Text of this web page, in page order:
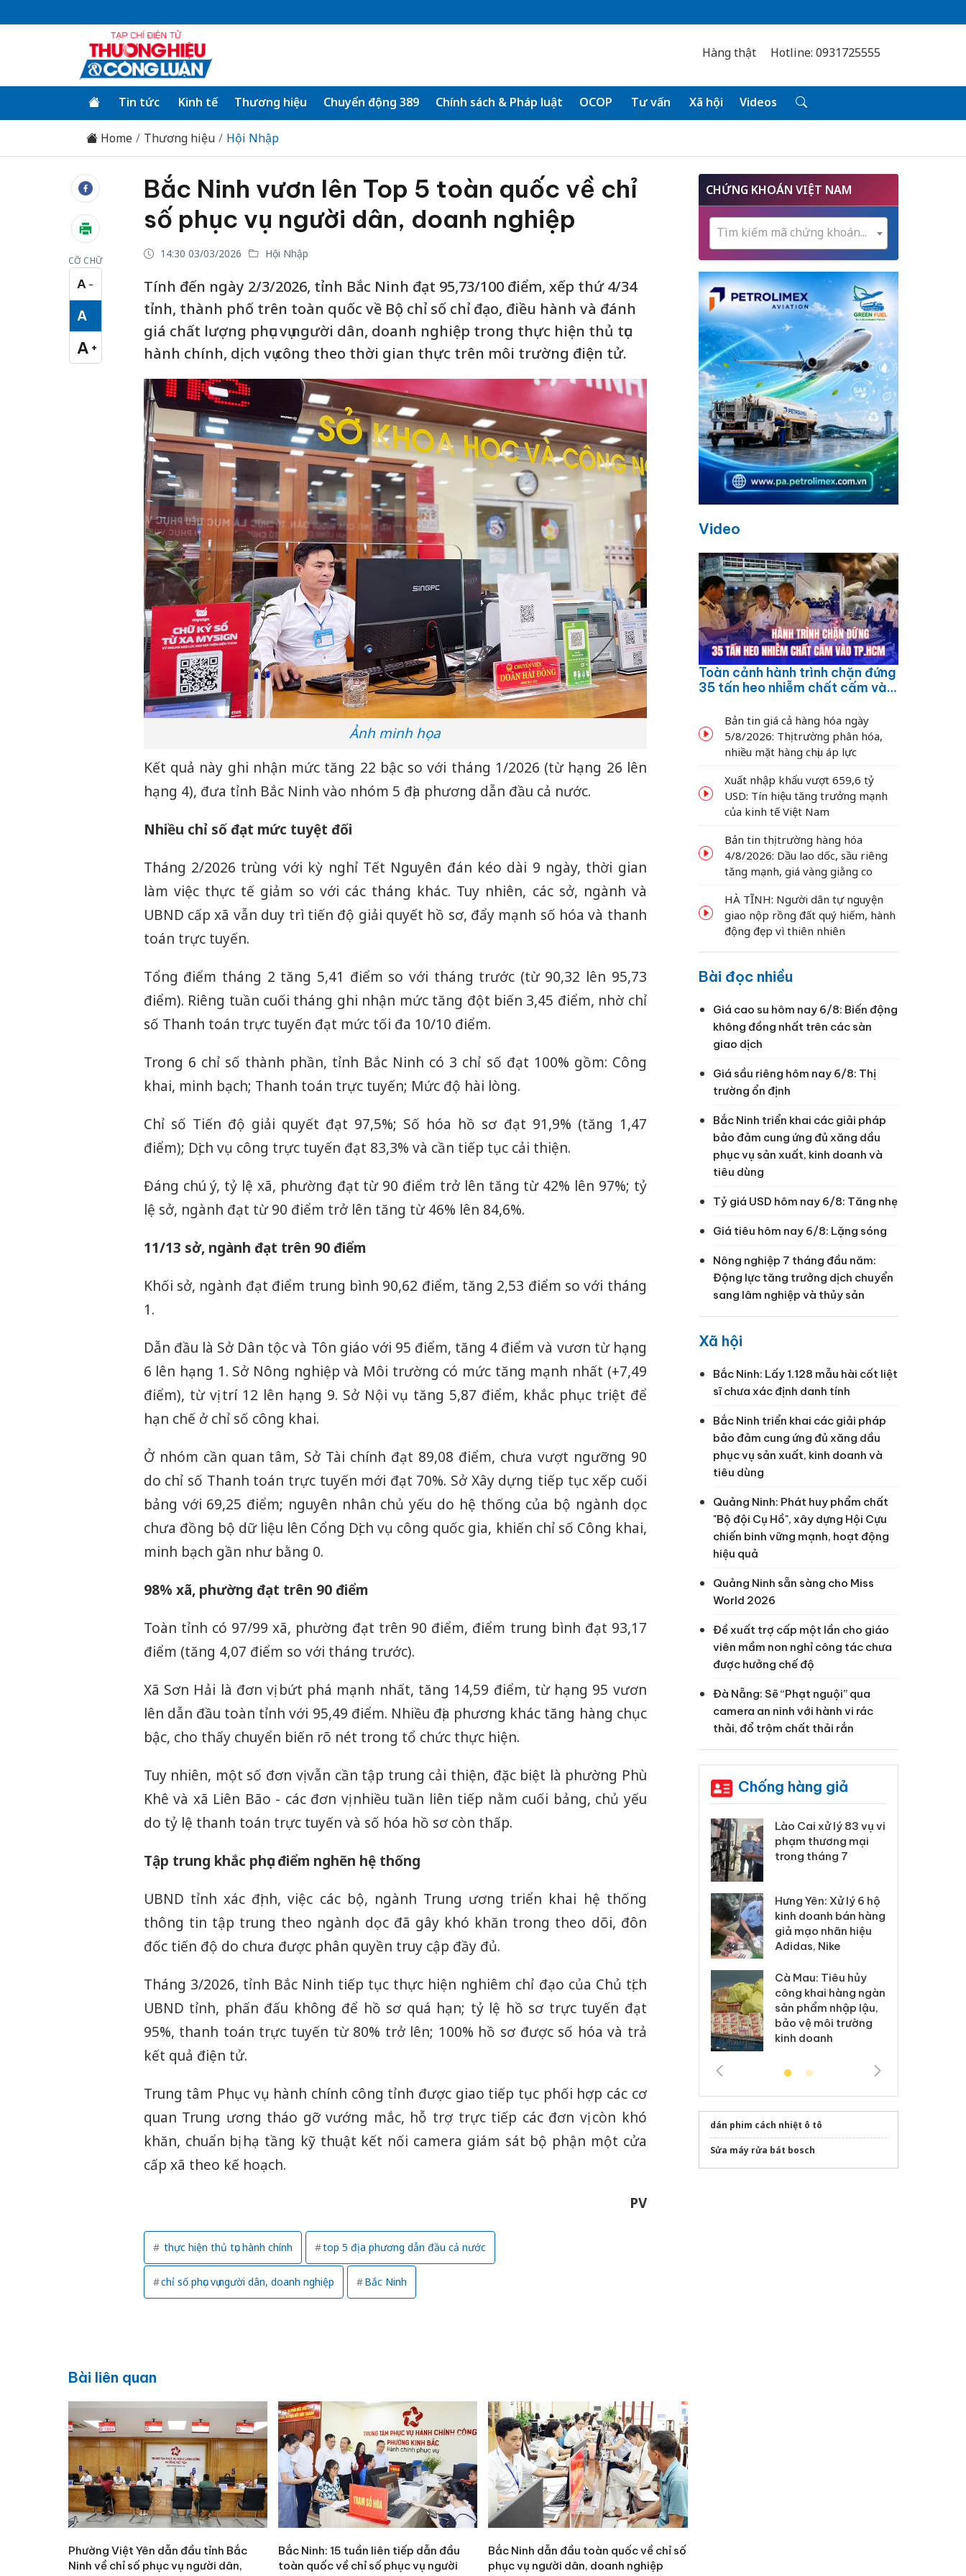
Hàng thật Hotline: 0931725555
Tin tức Kinh tế Thương hiệu Chuyển động 389 Chính sách & Pháp luật OCOP Tư vấn Xã hội Videos
Home Thương hiệu Hội Nhập
CỠ CHỮ
A −
Cỡ chữ nhỏ
A
Cỡ chữ vừa
A +
Cỡ chữ lớn
Bắc Ninh vươn lên Top 5 toàn quốc về chỉ
số phục vụ người dân, doanh nghiệp
14:30 03/03/2026 Hội Nhập
Tính đến ngày 2/3/2026, tỉnh Bắc Ninh đạt 95,73/100 điểm, xếp thứ 4/34
tỉnh, thành phố trên toàn quốc về Bộ chỉ số chỉ đạo, điều hành và đánh
giá chất lượng phục vụ người dân, doanh nghiệp trong thực hiện thủ tục
hành chính, dịch vụ công theo thời gian thực trên môi trường điện tử.
Ảnh minh họa
Kết quả này ghi nhận mức tăng 22 bậc so với tháng 1/2026 (từ hạng 26 lên
hạng 4), đưa tỉnh Bắc Ninh vào nhóm 5 địa phương dẫn đầu cả nước.
Nhiều chỉ số đạt mức tuyệt đối
Tháng 2/2026 trùng với kỳ nghỉ Tết Nguyên đán kéo dài 9 ngày, thời gian
làm việc thực tế giảm so với các tháng khác. Tuy nhiên, các sở, ngành và
UBND cấp xã vẫn duy trì tiến độ giải quyết hồ sơ, đẩy mạnh số hóa và thanh
toán trực tuyến.
Tổng điểm tháng 2 tăng 5,41 điểm so với tháng trước (từ 90,32 lên 95,73
điểm). Riêng tuần cuối tháng ghi nhận mức tăng đột biến 3,45 điểm, nhờ chỉ
số Thanh toán trực tuyến đạt mức tối đa 10/10 điểm.
Trong 6 chỉ số thành phần, tỉnh Bắc Ninh có 3 chỉ số đạt 100% gồm: Công
khai, minh bạch; Thanh toán trực tuyến; Mức độ hài lòng.
Chỉ số Tiến độ giải quyết đạt 97,5%; Số hóa hồ sơ đạt 91,9% (tăng 1,47
điểm); Dịch vụ công trực tuyến đạt 83,3% và cần tiếp tục cải thiện.
Đáng chú ý, tỷ lệ xã, phường đạt từ 90 điểm trở lên tăng từ 42% lên 97%; tỷ
lệ sở, ngành đạt từ 90 điểm trở lên tăng từ 46% lên 84,6%.
11/13 sở, ngành đạt trên 90 điểm
Khối sở, ngành đạt điểm trung bình 90,62 điểm, tăng 2,53 điểm so với tháng
1.
Dẫn đầu là Sở Dân tộc và Tôn giáo với 95 điểm, tăng 4 điểm và vươn từ hạng
6 lên hạng 1. Sở Nông nghiệp và Môi trường có mức tăng mạnh nhất (+7,49
điểm), từ vị trí 12 lên hạng 9. Sở Nội vụ tăng 5,87 điểm, khắc phục triệt để
hạn chế ở chỉ số công khai.
Ở nhóm cần quan tâm, Sở Tài chính đạt 89,08 điểm, chưa vượt ngưỡng 90
do chỉ số Thanh toán trực tuyến mới đạt 70%. Sở Xây dựng tiếp tục xếp cuối
bảng với 69,25 điểm; nguyên nhân chủ yếu do hệ thống của bộ ngành dọc
chưa đồng bộ dữ liệu lên Cổng Dịch vụ công quốc gia, khiến chỉ số Công khai,
minh bạch gần như bằng 0.
98% xã, phường đạt trên 90 điểm
Toàn tỉnh có 97/99 xã, phường đạt trên 90 điểm, điểm trung bình đạt 93,17
điểm (tăng 4,07 điểm so với tháng trước).
Xã Sơn Hải là đơn vị bứt phá mạnh nhất, tăng 14,59 điểm, từ hạng 95 vươn
lên dẫn đầu toàn tỉnh với 95,49 điểm. Nhiều địa phương khác tăng hàng chục
bậc, cho thấy chuyển biến rõ nét trong tổ chức thực hiện.
Tuy nhiên, một số đơn vị vẫn cần tập trung cải thiện, đặc biệt là phường Phù
Khê và xã Liên Bão - các đơn vị nhiều tuần liên tiếp nằm cuối bảng, chủ yếu
do tỷ lệ thanh toán trực tuyến và số hóa hồ sơ còn thấp.
Tập trung khắc phục điểm nghẽn hệ thống
UBND tỉnh xác định, việc các bộ, ngành Trung ương triển khai hệ thống
thông tin tập trung theo ngành dọc đã gây khó khăn trong theo dõi, đôn
đốc tiến độ do chưa được phân quyền truy cập đầy đủ.
Tháng 3/2026, tỉnh Bắc Ninh tiếp tục thực hiện nghiêm chỉ đạo của Chủ tịch
UBND tỉnh, phấn đấu không để hồ sơ quá hạn; tỷ lệ hồ sơ trực tuyến đạt
95%, thanh toán trực tuyến từ 80% trở lên; 100% hồ sơ được số hóa và trả
kết quả điện tử.
Trung tâm Phục vụ hành chính công tỉnh được giao tiếp tục phối hợp các cơ
quan Trung ương tháo gỡ vướng mắc, hỗ trợ trực tiếp các đơn vị còn khó
khăn, chuẩn bị hạ tầng kỹ thuật kết nối camera giám sát bộ phận một cửa
cấp xã theo kế hoạch.
PV
thực hiện thủ tục hành chính top 5 địa phương dẫn đầu cả nước
chỉ số phục vụ người dân, doanh nghiệp Bắc Ninh
Bài liên quan
Phường Việt Yên dẫn đầu tỉnh Bắc
Ninh về chỉ số phục vụ người dân,
Bắc Ninh: 15 tuần liên tiếp dẫn đầu
toàn quốc về chỉ số phục vụ người
Bắc Ninh dẫn đầu toàn quốc về chỉ số
phục vụ người dân, doanh nghiệp
CHỨNG KHOÁN VIỆT NAM
Tìm kiếm mã chứng khoán...
Video
Toàn cảnh hành trình chặn đứng
35 tấn heo nhiễm chất cấm vào
Bản tin giá cả hàng hóa ngày
5/8/2026: Thị trường phân hóa,
nhiều mặt hàng chịu áp lực
Xuất nhập khẩu vượt 659,6 tỷ
USD: Tín hiệu tăng trưởng mạnh
của kinh tế Việt Nam
Bản tin thị trường hàng hóa
4/8/2026: Dầu lao dốc, sầu riêng
tăng mạnh, giá vàng giằng co
HÀ TĨNH: Người dân tự nguyện
giao nộp rồng đất quý hiếm, hành
động đẹp vì thiên nhiên
Bài đọc nhiều
Giá cao su hôm nay 6/8: Biến động
không đồng nhất trên các sàn
giao dịch
Giá sầu riêng hôm nay 6/8: Thị
trường ổn định
Bắc Ninh triển khai các giải pháp
bảo đảm cung ứng đủ xăng dầu
phục vụ sản xuất, kinh doanh và
tiêu dùng
Tỷ giá USD hôm nay 6/8: Tăng nhẹ
Giá tiêu hôm nay 6/8: Lặng sóng
Nông nghiệp 7 tháng đầu năm:
Động lực tăng trưởng dịch chuyển
sang lâm nghiệp và thủy sản
Xã hội
Bắc Ninh: Lấy 1.128 mẫu hài cốt liệt
sĩ chưa xác định danh tính
Bắc Ninh triển khai các giải pháp
bảo đảm cung ứng đủ xăng dầu
phục vụ sản xuất, kinh doanh và
tiêu dùng
Quảng Ninh: Phát huy phẩm chất
"Bộ đội Cụ Hồ", xây dựng Hội Cựu
chiến binh vững mạnh, hoạt động
hiệu quả
Quảng Ninh sẵn sàng cho Miss
World 2026
Đề xuất trợ cấp một lần cho giáo
viên mầm non nghỉ công tác chưa
được hưởng chế độ
Đà Nẵng: Sẽ “Phạt nguội” qua
camera an ninh với hành vi rác
thải, đổ trộm chất thải rắn
Chống hàng giả
Thanh Hóa: Tìm bị
hại trong vụ án buôn
bán bình sữa
An Giang: Đối tượng
chủ mưu đường dây
bán hàng giả tại Phú
Quốc ra đầu thú
Lào Cai xử lý 83 vụ vi
phạm thương mại
trong tháng 7
Hưng Yên: Xử lý 6 hộ
kinh doanh bán hàng
giả mạo nhãn hiệu
Adidas, Nike
Cà Mau: Tiêu hủy
công khai hàng ngàn
sản phẩm nhập lậu,
bảo vệ môi trường
kinh doanh
dán phim cách nhiệt ô tô
Sửa máy rửa bát bosch